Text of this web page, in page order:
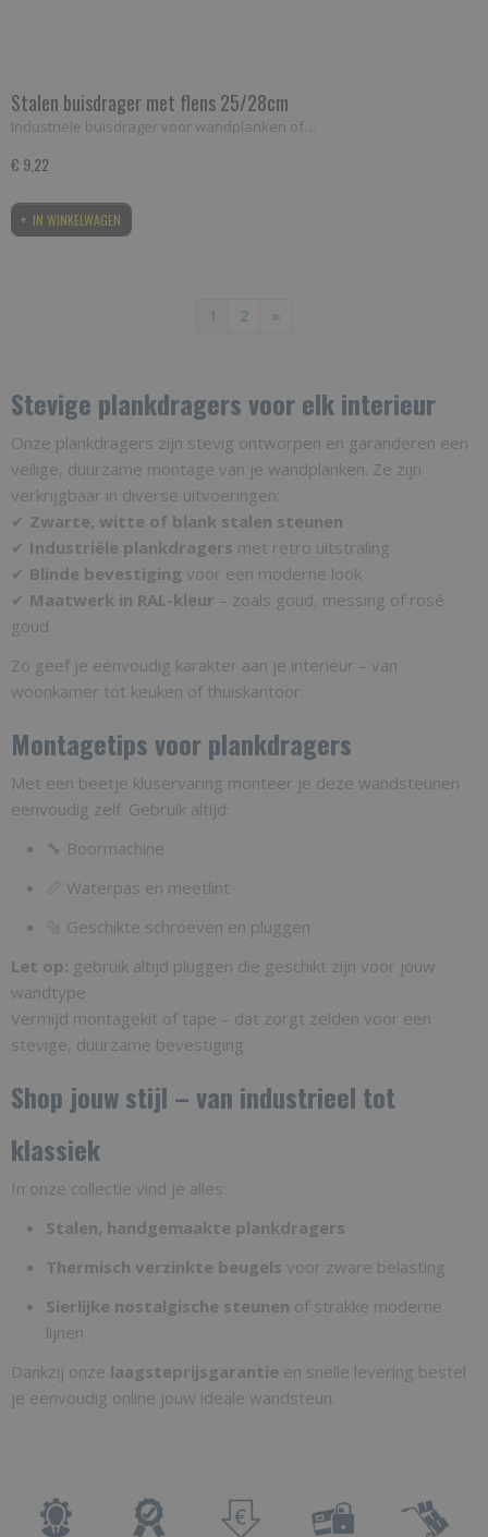
Stalen buisdrager met flens 25/28cm
Industriële buisdrager voor wandplanken of…
€ 9,22
IN WINKELWAGEN
2 »
Stevige plankdragers voor elk interieur
Onze plankdragers zijn stevig ontworpen en garanderen een
veilige, duurzame montage van je wandplanken. Ze zijn
verkrijgbaar in diverse uitvoeringen:
✔ Zwarte, witte of blank stalen steunen
✔ Industriële plankdragers met retro uitstraling
✔ Blinde bevestiging voor een moderne look
✔ Maatwerk in RAL-kleur – zoals goud, messing of rosé
goud
Zo geef je eenvoudig karakter aan je interieur – van
woonkamer tot keuken of thuiskantoor.
Montagetips voor plankdragers
Met een beetje kluservaring monteer je deze wandsteunen
eenvoudig zelf. Gebruik altijd:
🔧 Boormachine
📏 Waterpas en meetlint
🔩 Geschikte schroeven en pluggen
Let op: gebruik altijd pluggen die geschikt zijn voor jouw
wandtype.
Vermijd montagekit of tape – dat zorgt zelden voor een
stevige, duurzame bevestiging.
Shop jouw stijl – van industrieel tot
klassiek
In onze collectie vind je alles:
Stalen, handgemaakte plankdragers
Thermisch verzinkte beugels voor zware belasting
Sierlijke nostalgische steunen of strakke moderne
lijnen
Dankzij onze laagsteprijsgarantie en snelle levering bestel
je eenvoudig online jouw ideale wandsteun.